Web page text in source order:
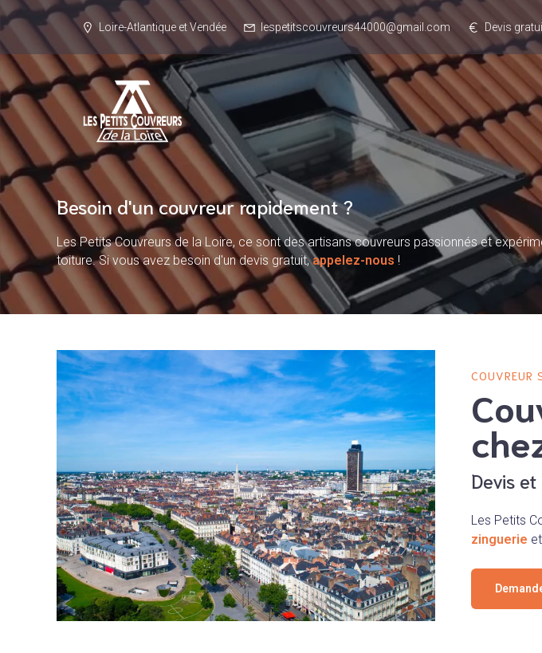
Loire-Atlantique et Vendée lespetitscouvreurs44000@gmail.com Devis
Besoin d'un couvreur rapidement ?
Les Petits Couvreurs de la Loire, ce sont des artisans couvreurs passionnés et
toiture. Si vous avez besoin d'un devis gratuit,appelez-nous !
COUVREUR
Devis
Les Petits
zinguerie et